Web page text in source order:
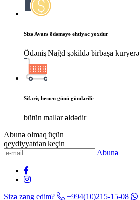
Sizə Avans ödəməyə ehtiyac yoxdur
Ödəniş Nağd şəkildə birbaşa
Sifariş hemen günü göndərilir
bütün mallar əldədir
Abunə olmaq üçün
qeydiyyatdan keçin
Abunə
Sizə zəng edim? +994(10)215-15-08